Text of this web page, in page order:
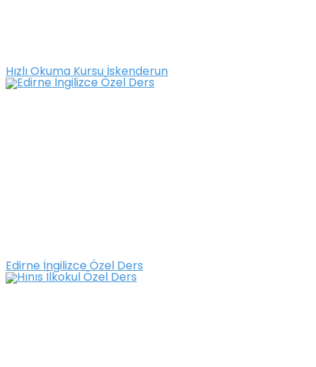
Hızlı Okuma Kursu İskenderun
Edirne İngilizce Özel Ders